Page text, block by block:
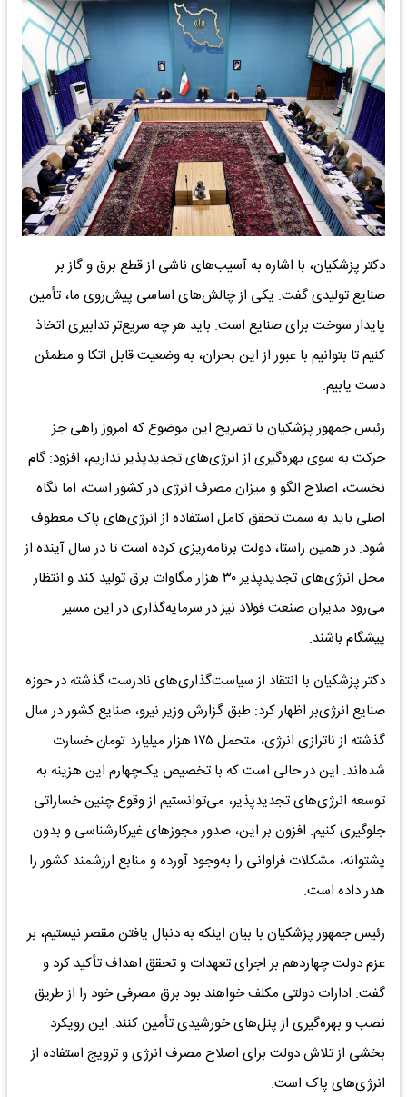
دکتر پزشکیان، با اشاره به آسیب‌های ناشی از قطع برق و گاز بر
صنایع تولیدی گفت: یکی از چالش‌های اساسی پیش‌روی ما، تأمین
پایدار سوخت برای صنایع است. باید هر چه سریع‌تر تدابیری اتخاذ
کنیم تا بتوانیم با عبور از این بحران، به وضعیت قابل اتکا و مطمئن
دست یابیم.
رئیس جمهور پزشکیان با تصریح این موضوع که امروز راهی جز
حرکت به سوی بهره‌گیری از انرژی‌های تجدیدپذیر نداریم، افزود: گام
نخست، اصلاح الگو و میزان مصرف انرژی در کشور است، اما نگاه
اصلی باید به سمت تحقق کامل استفاده از انرژی‌های پاک معطوف
شود. در همین راستا، دولت برنامه‌ریزی کرده است تا در سال آینده از
محل انرژی‌های تجدیدپذیر ۳۰ هزار مگاوات برق تولید کند و انتظار
می‌رود مدیران صنعت فولاد نیز در سرمایه‌گذاری در این مسیر
پیشگام باشند.
دکتر پزشکیان با انتقاد از سیاست‌گذاری‌های نادرست گذشته در حوزه
صنایع انرژی‌بر اظهار کرد: طبق گزارش وزیر نیرو، صنایع کشور در سال
گذشته از ناترازی انرژی، متحمل ۱۷۵ هزار میلیارد تومان خسارت
شده‌اند. این در حالی است که با تخصیص یک‌چهارم این هزینه به
توسعه انرژی‌های تجدیدپذیر، می‌توانستیم از وقوع چنین خساراتی
جلوگیری کنیم. افزون بر این، صدور مجوزهای غیرکارشناسی و بدون
پشتوانه، مشکلات فراوانی را به‌وجود آورده و منابع ارزشمند کشور را
هدر داده است.
رئیس جمهور پزشکیان با بیان اینکه به دنبال یافتن مقصر نیستیم، بر
عزم دولت چهاردهم بر اجرای تعهدات و تحقق اهداف تأکید کرد و
گفت: ادارات دولتی مکلف خواهند بود برق مصرفی خود را از طریق
نصب و بهره‌گیری از پنل‌های خورشیدی تأمین کنند. این رویکرد
بخشی از تلاش دولت برای اصلاح مصرف انرژی و ترویج استفاده از
انرژی‌های پاک است.